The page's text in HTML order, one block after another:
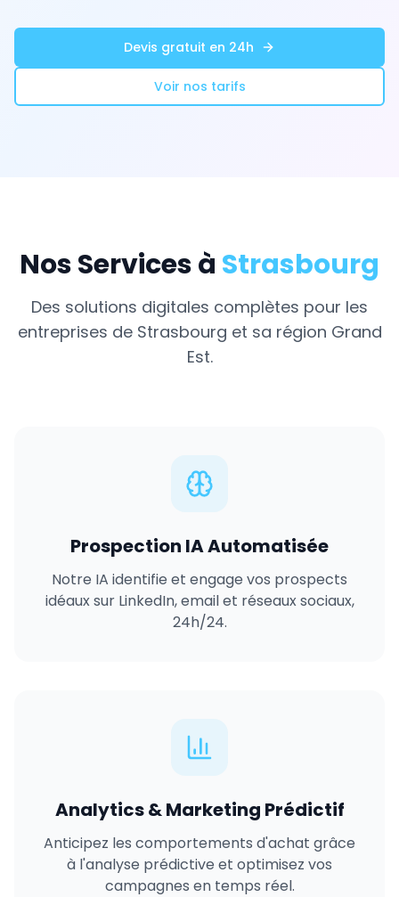
Devis gratuit en 24h
Voir nos tarifs
Nos Services à Strasbourg
Des solutions digitales complètes pour les
entreprises de Strasbourg et sa région Grand
Est.
Prospection IA Automatisée
Notre IA identifie et engage vos prospects
idéaux sur LinkedIn, email et réseaux sociaux,
24h/24.
Analytics & Marketing Prédictif
Anticipez les comportements d'achat grâce
à l'analyse prédictive et optimisez vos
campagnes en temps réel.